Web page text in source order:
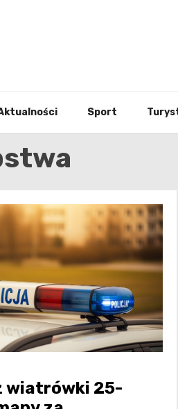
Sport
wiatrówki 25-